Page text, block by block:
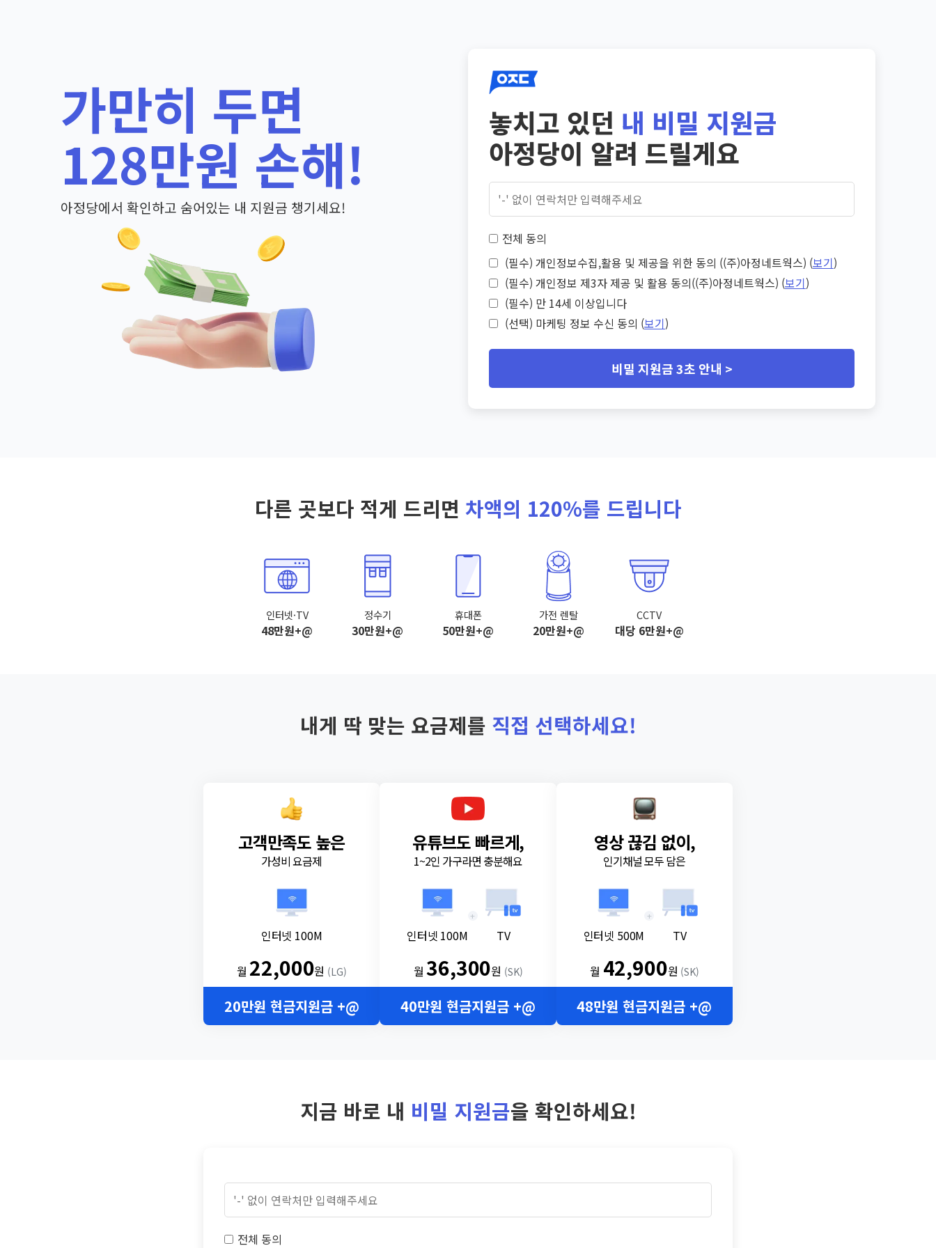
가만히 두면
128만원 손해!
아정당에서 확인하고 숨어있는 내 지원금 챙기세요!
놓치고 있던 내 비밀 지원금
아정당이 알려 드릴게요
전체 동의
(필수) 개인정보수집,활용 및 제공을 위한 동의 ((주)아정네트웍스) (보기)
(필수) 개인정보 제3자 제공 및 활용 동의((주)아정네트웍스) (보기)
(필수) 만 14세 이상입니다
(선택) 마케팅 정보 수신 동의 (보기)
비밀 지원금 3초 안내 >
다른 곳보다 적게 드리면 차액의 120%를 드립니다
인터넷·TV
48만원+@
정수기
30만원+@
휴대폰
50만원+@
가전 렌탈
20만원+@
CCTV
대당 6만원+@
내게 딱 맞는 요금제를 직접 선택하세요!
고객만족도 높은
가성비 요금제
인터넷 100M
월 22,000원 (LG)
20만원 현금지원금 +@
유튜브도 빠르게,
1~2인 가구라면 충분해요
인터넷 100M
+
TV
월36,300원 (SK)
40만원 현금지원금 +@
영상 끊김 없이,
인기채널 모두 담은
인터넷 500M
+
TV
월 42,900원 (SK)
48만원 현금지원금 +@
지금 바로 내 비밀 지원금을 확인하세요!
전체 동의